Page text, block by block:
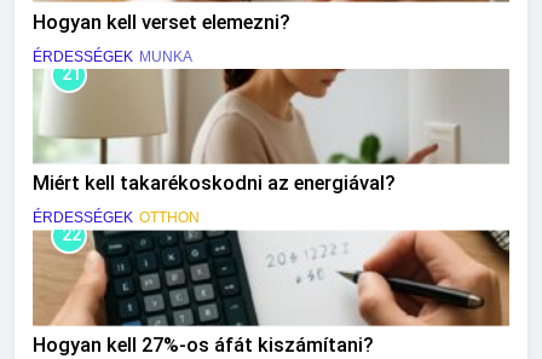
Hogyan kell verset elemezni?
ÉRDESSÉGEK MUNKA
21
Miért kell takarékoskodni az energiával?
ÉRDESSÉGEK OTTHON
22
Hogyan kell 27%-os áfát kiszámítani?